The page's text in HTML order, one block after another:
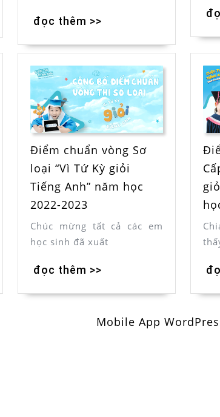
đọc thêm >>
Điểm chuẩn vòng Sơ
loại “Vì Tứ Kỳ giỏi
Tiếng Anh” năm học
2022-2023
Chúc mừng tất cả các em
học sinh đã xuất
đọc thêm >>
Mobile App